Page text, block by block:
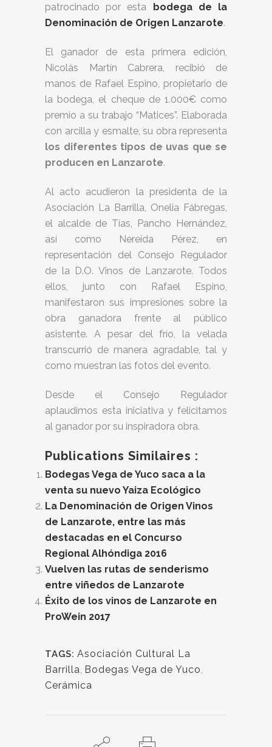
patrocinado por esta bodega de la
Denominación de Origen Lanzarote.
El ganador de esta primera edición,
Nicolás Martín Cabrera, recibió de
manos de Rafael Espino, propietario de
la bodega, el cheque de 1.000€ como
premio a su trabajo “Matices”. Elaborada
con arcilla y esmalte, su obra representa
los diferentes tipos de uvas que se
producen en Lanzarote.
Al acto acudieron la presidenta de la
Asociación La Barrilla, Onelia Fábregas,
el alcalde de Tías, Pancho Hernández,
así como Nereida Pérez, en
representación del Consejo Regulador
de la D.O. Vinos de Lanzarote. Todos
ellos, junto con Rafael Espino,
manifestaron sus impresiones sobre la
obra ganadora frente al público
asistente. A pesar del frío, la velada
transcurrió de manera agradable, tal y
como muestran las fotos del evento.
Desde el Consejo Regulador
aplaudimos esta iniciativa y felicitamos
al ganador por su inspiradora obra.
Publications Similaires :
Bodegas Vega de Yuco saca a la
venta su nuevo Yaiza Ecológico
La Denominación de Origen Vinos
de Lanzarote, entre las más
destacadas en el Concurso
Regional Alhóndiga 2016
Vuelven las rutas de senderismo
entre viñedos de Lanzarote
Éxito de los vinos de Lanzarote en
ProWein 2017
TAGS: Asociación Cultural La
Barrilla Bodegas Vega de Yuco
Cerámica